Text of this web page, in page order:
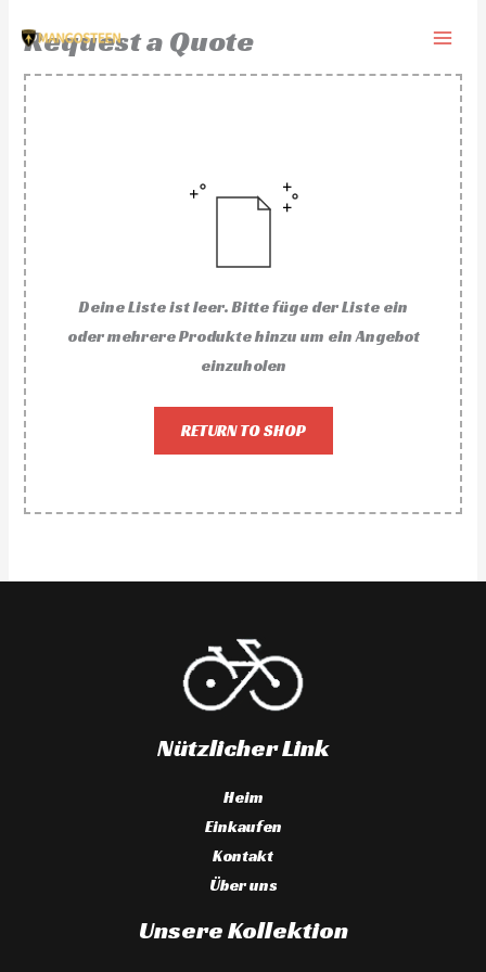
Inhalt
springen
Request a Quote
Deine Liste ist leer. Bitte füge der Liste ein
oder mehrere Produkte hinzu um ein Angebot
einzuholen
RETURN TO SHOP
Nützlicher Link
Heim
Einkaufen
Kontakt
Über uns
Unsere Kollektion